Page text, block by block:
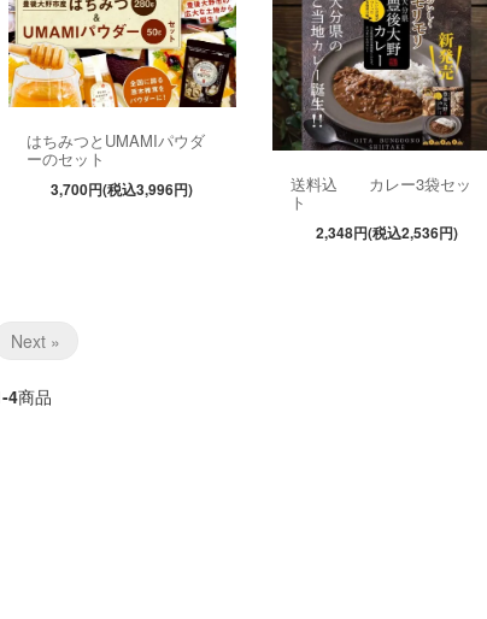
はちみつとUMAMIパウダ
ーのセット
3,700円(税込3,996円) 送料込 カレー3袋セッ
ト
2,348円(税込2,536円)
Next »
4商品